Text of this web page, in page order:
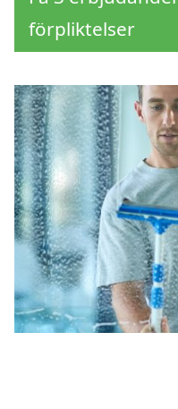
förpliktelser